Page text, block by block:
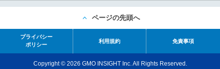
ページの先頭へ
プライバシー
ポリシー
利用規約 免責事項
Copyright © 2026 GMO INSIGHT Inc. All Rights Reserved.